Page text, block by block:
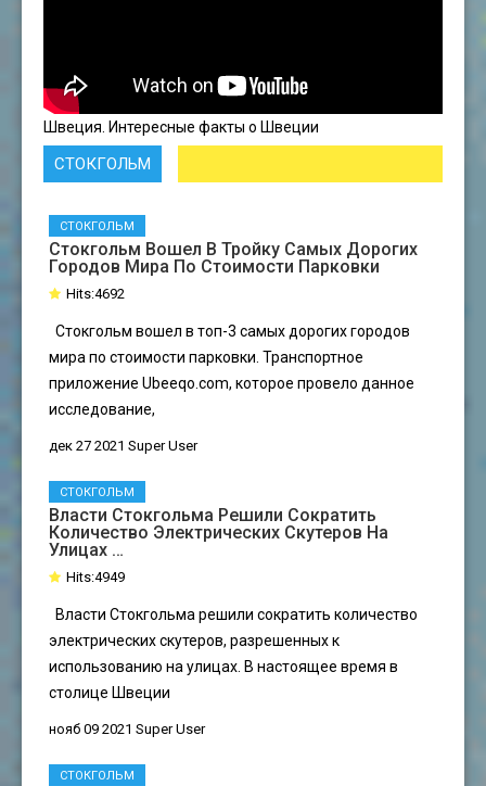
Швеция. Интересные факты о Швеции
СТОКГОЛЬМ
Стокгольм Вошел В Тройку Самых Дорогих
Городов Мира По Стоимости Парковки
Hits:4692
Стокгольм вошел в топ-3 самых дорогих городов
мира по стоимости парковки. Транспортное
приложение Ubeeqo.com, которое провело данное
исследование,
дек 27 2021
СТОКГОЛЬМ
Super User
Власти Стокгольма Решили Сократить
Количество Электрических Скутеров На
Улицах …
Hits:4949
Власти Стокгольма решили сократить количество
электрических скутеров, разрешенных к
использованию на улицах. В настоящее время в
столице Швеции
нояб 09 2021
СТОКГОЛЬМ
Super User
СТОКГОЛЬМ